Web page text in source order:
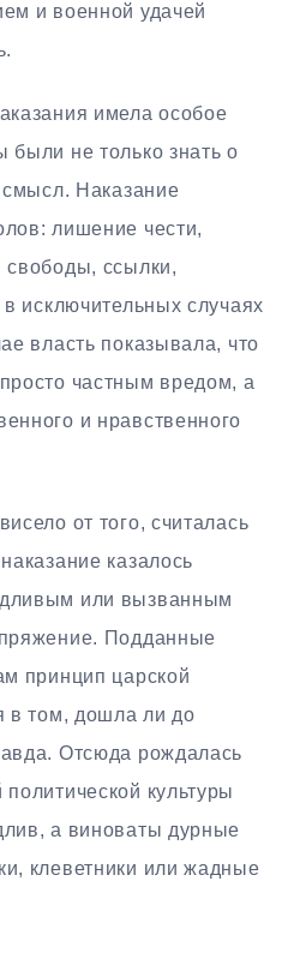
и военной удачей
имела особое
не только знать о
Наказание
лишение чести,
свободы, ссылки,
исключительных случаях
власть показывала, что
частным вредом, а
и нравственного
от того, считалась
казалось
или вызванным
Подданные
принцип царской
в том, дошла ли до
Отсюда рождалась
культуры
а виноваты дурные
клеветники или жадные